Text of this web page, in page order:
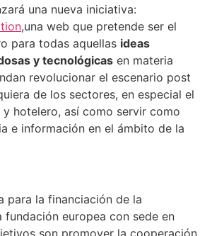
una nueva iniciativa:
,una web que pretende ser el
para todas aquellas ideas
y tecnológicas en materia
revolucionar el escenario post
de los sectores, en especial el
hotelero, así como servir como
e información en el ámbito de la
para la financiación de la
fundación europea con sede en